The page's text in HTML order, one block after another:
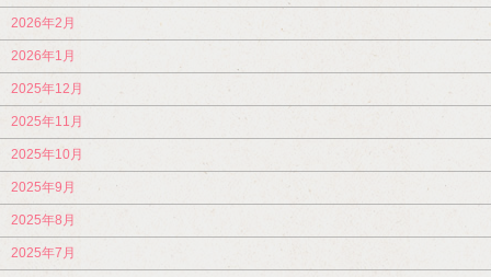
2026年2月
2026年1月
2025年12月
2025年11月
2025年10月
2025年9月
2025年8月
2025年7月